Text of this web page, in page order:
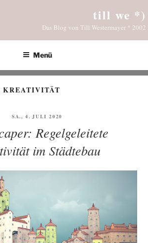
till we *)
Das Blog von Till Westermayer * 2002
Menü
KREATIVITÄT
VERÖFFENTLICHT
SA., 4. JULI 2020
Regelgeleitete
im Städtebau